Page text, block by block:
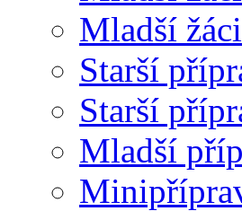
Mladší
Starší
Starší
Mladší